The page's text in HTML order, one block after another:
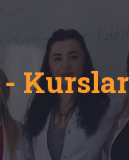
- Kurslar